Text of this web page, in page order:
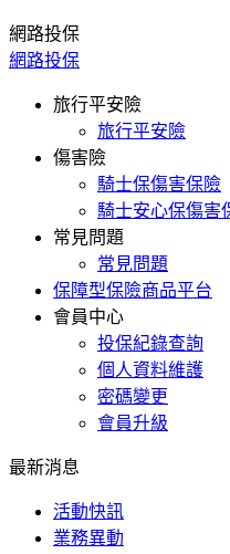
網路投保
網路投保
旅行平安險
旅行平安險
傷害險
騎士保傷害保險
騎士安心保傷害
常見問題
常見問題
保障型保險商品平台
會員中心
投保紀錄查詢
個人資料維護
密碼變更
會員升級
最新消息
活動快訊
業務異動